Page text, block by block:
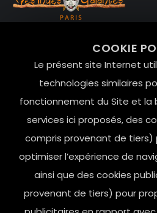
COOKIE
Le présent site Internet
technologies similaires
fonctionnement du Site et la
services ici proposés, des
compris provenant de
optimiser l’expérience de
ainsi que des cookies
provenant de tiers) pour
Le Marais, 75004 Paris
01.42.72.42.51